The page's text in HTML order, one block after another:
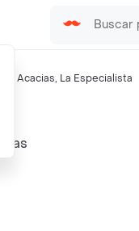
Las Acacias, La Especialista